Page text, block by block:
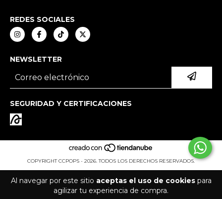
Al navegar por este sitio aceptas el uso de cookiespara
agilizar tu experiencia de compra.
REDES SOCIALES
NEWSLETTER
SEGURIDAD Y CERTIFICACIONES
COPYRIGHT CCPOPS - 2026. TODOS LOS DERECHOS RESERVADOS.